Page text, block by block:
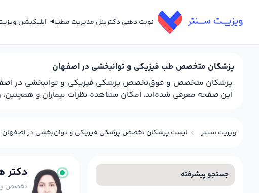
نوبت دهی دکترپنل مدیریت مطب اپلیکیشن
پزشکان متخصص طب فیزیکی و توانبخشی در اصفهان
پزشکان متخصص و فوق‌تخصص پزشکی فیزیکی و توانبخشی در
این صفحه معرفی شده‌اند. امکان مشاهده نظرات بیماران و همچنین،
ویزیت سنتر لیست پزشکان تخصص پزشکی فیزیکی و توان‌بخشی در اصفهان
دکتر
تخصص
جستجو پیشرفته